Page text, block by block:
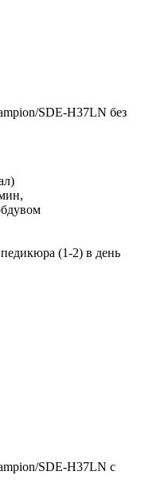
SDE-H37LN без
(1-2) в день
SDE-H37LN с